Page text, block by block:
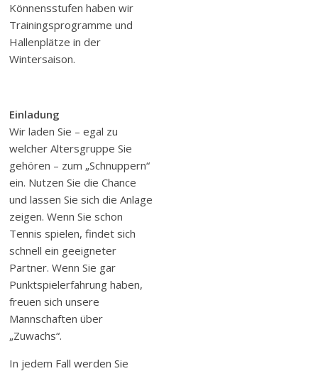
Könnensstufen haben wir
Trainingsprogramme und
Hallenplätze in der
Wintersaison.
Einladung
Wir laden Sie – egal zu
welcher Altersgruppe Sie
gehören – zum „Schnuppern“
ein. Nutzen Sie die Chance
und lassen Sie sich die Anlage
zeigen. Wenn Sie schon
Tennis spielen, findet sich
schnell ein geeigneter
Partner. Wenn Sie gar
Punktspielerfahrung haben,
freuen sich unsere
Mannschaften über
„Zuwachs“.
In jedem Fall werden Sie